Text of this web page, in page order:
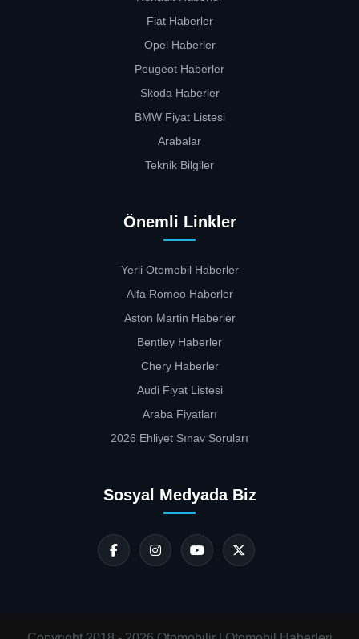
Fiat Haberler
Opel Haberler
Peugeot Haberler
Skoda Haberler
BMW Fiyat Listesi
Arabalar
Teknik Bilgiler
Önemli Linkler
Yerli Otomobil Haberler
Alfa Romeo Haberler
Aston Martin Haberler
Bentley Haberler
Chery Haberler
Audi Fiyat Listesi
Araba Fiyatları
2026 Ehliyet Sınav Soruları
Sosyal Medyada Biz